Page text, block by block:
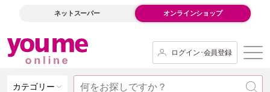
ネットスーパー オンラインショップ
ログイン･会員登録
カテゴリー